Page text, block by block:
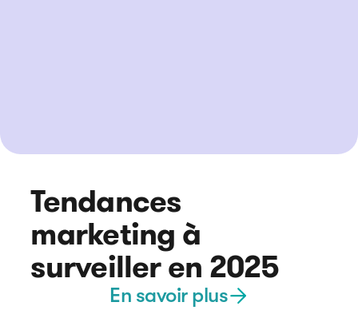
Tendances
marketing à
surveiller en 2025
En savoir plus